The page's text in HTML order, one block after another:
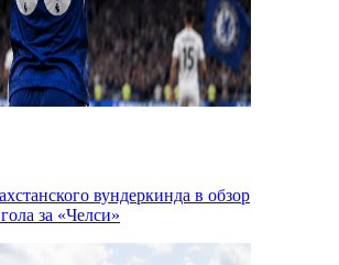
вундеркинда в обзор
за «Челси»